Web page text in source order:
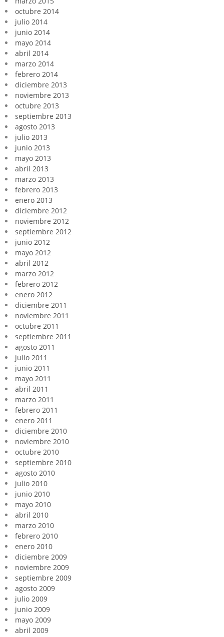
octubre 2014
julio 2014
junio 2014
mayo 2014
abril 2014
marzo 2014
febrero 2014
diciembre 2013
noviembre 2013
octubre 2013
septiembre 2013
agosto 2013
julio 2013
junio 2013
mayo 2013
abril 2013
marzo 2013
febrero 2013
enero 2013
diciembre 2012
noviembre 2012
septiembre 2012
junio 2012
mayo 2012
abril 2012
marzo 2012
febrero 2012
enero 2012
diciembre 2011
noviembre 2011
octubre 2011
septiembre 2011
agosto 2011
julio 2011
junio 2011
mayo 2011
abril 2011
marzo 2011
febrero 2011
enero 2011
diciembre 2010
noviembre 2010
octubre 2010
septiembre 2010
agosto 2010
julio 2010
junio 2010
mayo 2010
abril 2010
marzo 2010
febrero 2010
enero 2010
diciembre 2009
noviembre 2009
septiembre 2009
agosto 2009
julio 2009
junio 2009
mayo 2009
abril 2009